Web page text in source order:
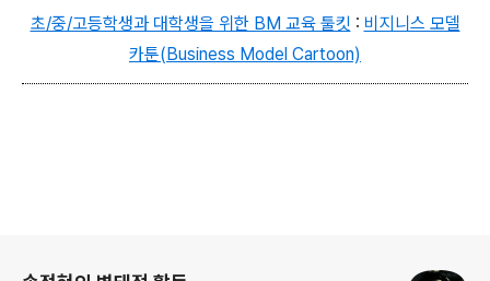
초/중/고등학생과 대학생을 위한 BM 교육 툴킷 : 비지니스 모델
카툰(Business Model Cartoon)